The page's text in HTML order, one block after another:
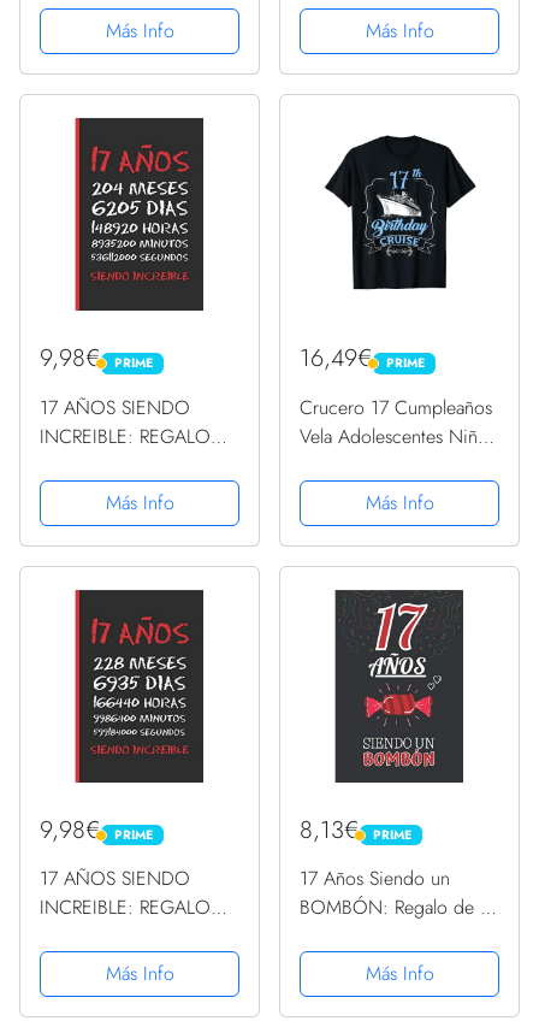
Sudadera con Capucha
Más Info
Decoración para tartas,
Velas tarta cumpleaños
infantil, fiesta infantil,
eventos, celebraciones.
Más Info
9,98€ PRIME
PRIME
17 AÑOS SIENDO
INCREIBLE: REGALO
ORIGINAL Y
DIVERTIDO. 10 AÑOS.
DIARIO, CUADERNO
Más Info
16,49€ PRIME
PRIME
Crucero 17 Cumpleaños
Vela Adolescentes Niños
Más Info
9,98€ PRIME
PRIME
17 AÑOS SIENDO
INCREIBLE: REGALO
ORIGINAL Y
DIVERTIDO. DIARIO,
Más Info
8,13€ PRIME
PRIME
17 Años Siendo un
BOMBÓN: Regalo de 17
y Chico Joven
Adolescente ~ Regalo 17
Más Info